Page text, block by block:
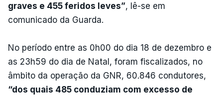
graves e 455 feridos leves”, lê-se em
comunicado da Guarda.
No período entre as 0h00 do dia 18 de dezembro e
as 23h59 do dia de Natal, foram fiscalizados, no
âmbito da operação da GNR, 60.846 condutores,
“dos quais 485 conduziam com excesso de